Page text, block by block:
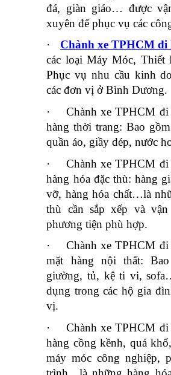
đá, giàn giáo… được
xuyên để phục vụ các
·
Chành xe TPHCM
các loại Máy Móc, Thiết
Phục vụ nhu cầu kinh
các đơn vị ở Bình Dương.
·
Chành xe TPHCM
hàng thời trang: Bao
quần áo, giầy dép, nước
·
Chành xe TPHCM
hàng hóa đặc thù: hàng
vỡ, hàng hóa chất…là
thù cần sắp xếp và vận
phương tiện phù hợp.
·
Chành xe TPHCM
mặt hàng nội thất:
giường, tủ, kệ ti vi,
dụng trong các hộ gia
vị.
·
Chành xe TPHCM
hàng cồng kềnh, quá
máy móc công nghiệp,